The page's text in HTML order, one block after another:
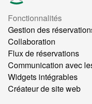
Fonctionnalités
Gestion des
Collaboration
Flux de réservations
Communication avec
Widgets intégrables
Créateur de site web